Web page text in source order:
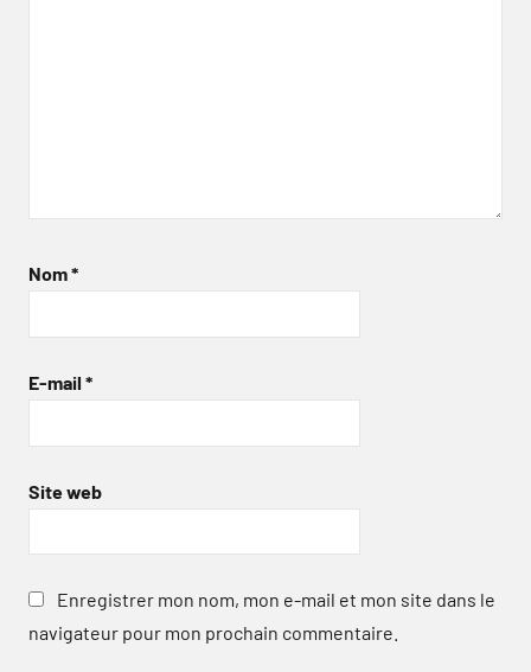
Nom*
E-mail *
Site web
Enregistrer mon nom, mon e-mail et mon site dans le
navigateur pour mon prochain commentaire.